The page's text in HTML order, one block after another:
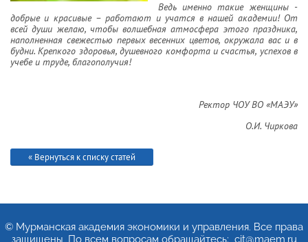
Ведь именно такие женщины -
добрые и красивые – работают и учатся в нашей академии! От
всей души желаю, чтобы волшебная атмосфера этого праздника,
наполненная свежестью первых весенних цветов, окружала вас и в
будни. Крепкого здоровья, душевного комфорта и счастья, успехов в
учебе и труде, благополучия!
Ректор ЧОУ ВО «МАЭУ»
О.И. Чиркова
« Вернуться к списку статей
© Мурманская академия экономики и управления. Все права
защищены. По всем вопросам обращайтесь: cit@maem.ru